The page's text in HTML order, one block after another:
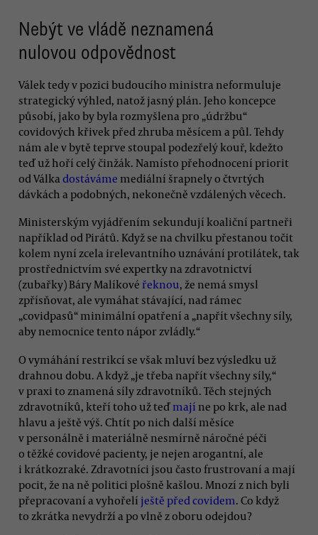
Nebýt ve vládě neznamená
nulovou odpovědnost
Válek tedy v pozici budoucího ministra neformuluje
strategický výhled, natož jasný plán. Jeho koncepce
působí, jako by byla rozmyšlena pro „údržbu“
covidových křivek před zhruba měsícem a půl. Tehdy
nám ale v bytě teprve stoupal podezřelý kouř, kdežto
teď už hoří celý činžák. Namísto přehodnocení priorit
od Válka dostáváme mediální šrapnely o čtvrtých
dávkách a podobných, nekonečně vzdálených věcech.
Ministerským vyjádřením sekundují koaliční partneři
například od Pirátů. Když se na chvilku přestanou točit
kolem nyní zcela irelevantního uznávání protilátek, tak
prostřednictvím své expertky na zdravotnictví
(zubařky) Báry Malíkové řeknou, že nemá smysl
zpřísňovat, ale vymáhat stávající, nad rámec
„covidpasů“ minimální opatření a „napřít všechny síly,
aby nemocnice tento nápor zvládly.“
O vymáhání restrikcí se však mluví bez výsledku už
drahnou dobu. A když „je třeba napřít všechny síly,“
v praxi to znamená síly zdravotníků. Těch stejných
zdravotníků, kteří toho už teď mají ne po krk, ale nad
hlavu a ještě výš. Chtít po nich další měsíce
v personálně i materiálně nesmírně náročné péči
o těžké covidové pacienty, je nejen arogantní, ale
i krátkozraké. Zdravotníci jsou často frustrovaní a mají
pocit, že na ně politici plošně kašlou. Mnozí z nich byli
přepracovaní a vyhořelí ještě před covidem. Co když
to zkrátka nevydrží a po vlně z oboru odejdou?